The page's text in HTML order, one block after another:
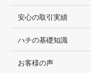
安心の取引実績
ハチの基礎知識
お客様の声